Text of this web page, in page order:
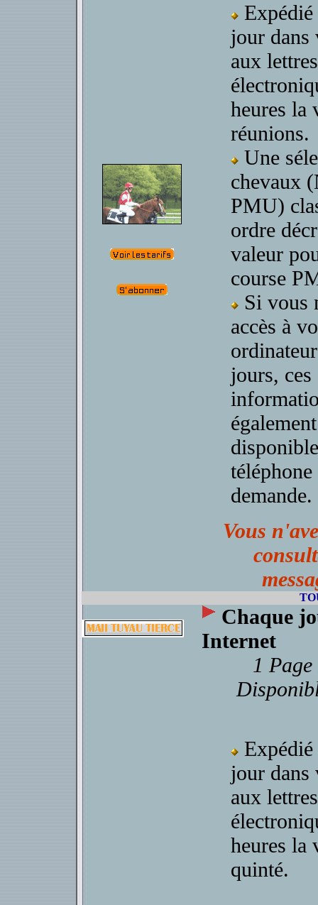
Expédié
jour dans
aux lettres
heures la
réunions.
Une
chevaux
PMU)
ordre
valeur
course
Si vous
accès à
jours, ces
également
téléphone
demande.
Vous
Chaque
Internet
1
Expédié
jour dans
aux lettres
heures la
quinté.